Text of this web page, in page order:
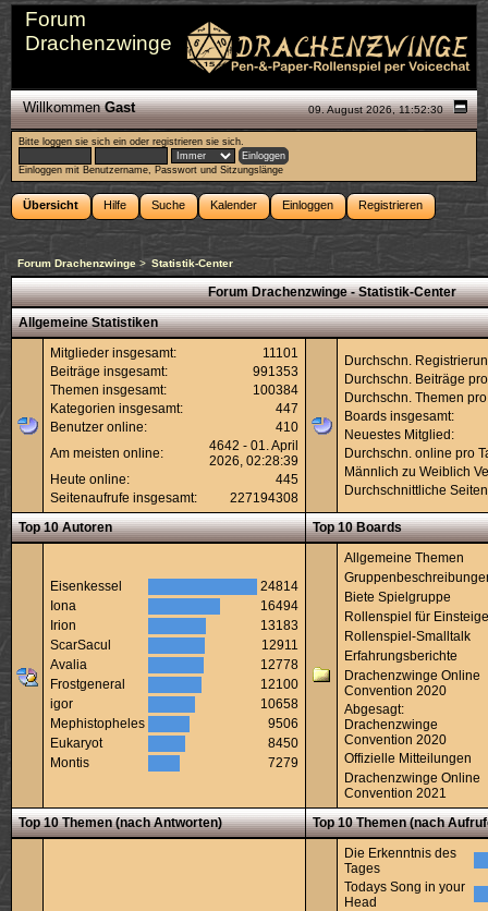
Forum
Drachenzwinge
09. August 2026, 11:52:30
WillkommenGast
Bitte loggen sie sich ein oderregistrieren sie sich.
Einloggen mit Benutzername, Passwort und Sitzungslänge
Übersicht Hilfe Suche Kalender Einloggen Registrieren
Forum Drachenzwinge > Statistik-Center
Forum Drachenzwinge - Statistik-Center
Allgemeine Statistiken
Mitglieder insgesamt:
11101
Beiträge insgesamt:
991353
Themen insgesamt:
100384
Kategorien insgesamt:
447
Benutzer online:
410
Am meisten online:
4642 - 01. April
2026, 02:28:39
Heute online:
445
Seitenaufrufe insgesamt:
227194308
Durchschn.
Durchschn. Beiträge
Durchschn. Themen
Boards insgesamt:
Neuestes Mitglied:
Durchschn. online pro
Männlich zu Weiblich
Durchschnittliche
Top 10 Autoren Top 10 Boards
Eisenkessel
24814
Iona
16494
Irion
13183
ScarSacul
12911
Avalia
12778
Frostgeneral
12100
igor
10658
Mephistopheles
9506
Eukaryot
8450
Montis
7279
Allgemeine Themen
Biete Spielgruppe
Rollenspiel für
Rollenspiel-Smalltalk
Erfahrungsberichte
Drachenzwinge Online
Convention 2020
Abgesagt:
Drachenzwinge
Convention 2020
Offizielle Mitteilungen
Drachenzwinge Online
Convention 2021
Top 10 Themen (nach Antworten)
Top 10 Themen (nach
Die Erkenntnis des
Tages
Todays Song in your
Head